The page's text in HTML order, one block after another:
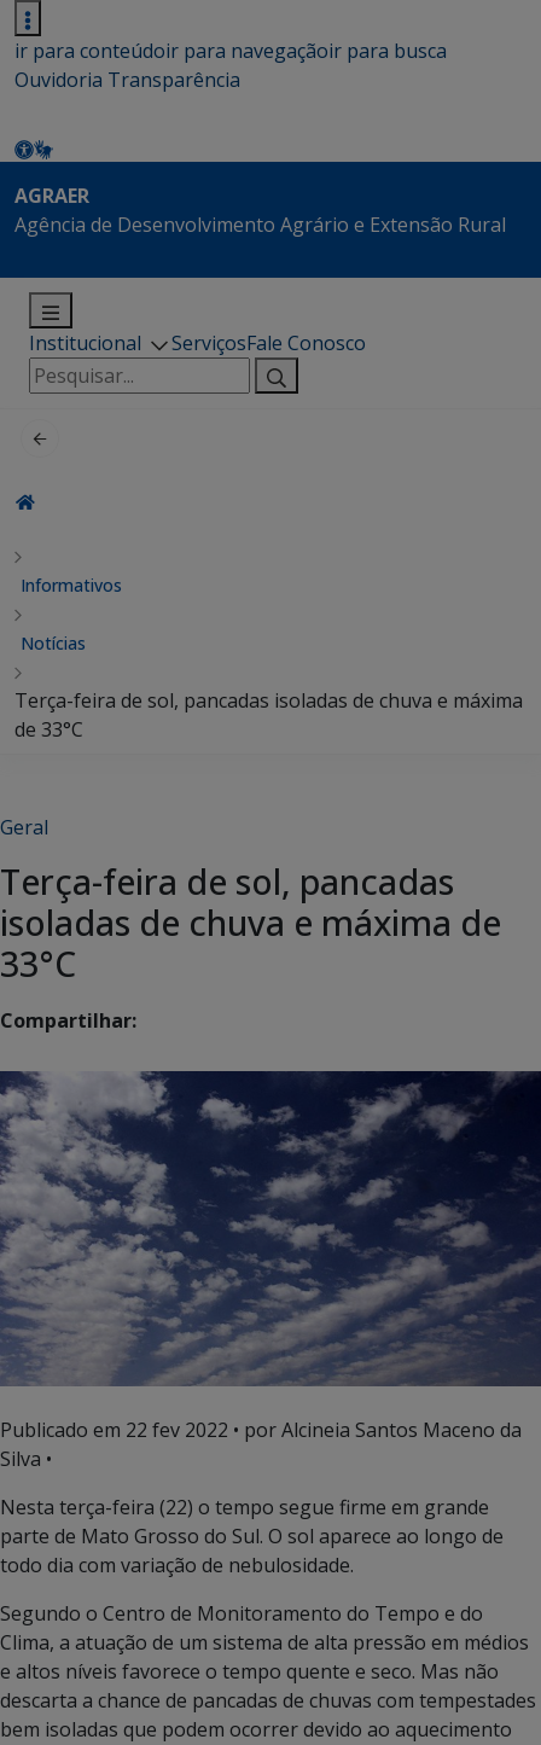
ir para conteúdoir para navegaçãoir para busca
Ouvidoria Transparência
AGRAER
Agência de Desenvolvimento Agrário e Extensão Rural
Institucional ServiçosFale Conosco
Pesquisar
por:
Informativos
Notícias
Terça-feira de sol, pancadas isoladas de chuva e máxima
de 33°C
Geral
Terça-feira de sol, pancadas
isoladas de chuva e máxima de
33°C
Compartilhar:
Publicado em 22 fev 2022 • por Alcineia Santos Maceno da
Silva •
Nesta terça-feira (22) o tempo segue firme em grande
parte de Mato Grosso do Sul. O sol aparece ao longo de
todo dia com variação de nebulosidade.
Segundo o Centro de Monitoramento do Tempo e do
Clima, a atuação de um sistema de alta pressão em médios
e altos níveis favorece o tempo quente e seco. Mas não
descarta a chance de pancadas de chuvas com tempestades
bem isoladas que podem ocorrer devido ao aquecimento